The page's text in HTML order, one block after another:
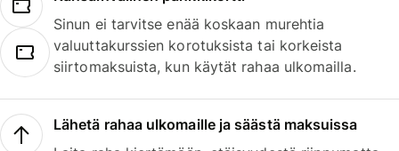
Sinun ei tarvitse enää koskaan murehtia
valuuttakurssien korotuksista tai korkeista
siirtomaksuista, kun käytät rahaa ulkomailla.
Lähetä rahaa ulkomaille ja säästä maksuissa